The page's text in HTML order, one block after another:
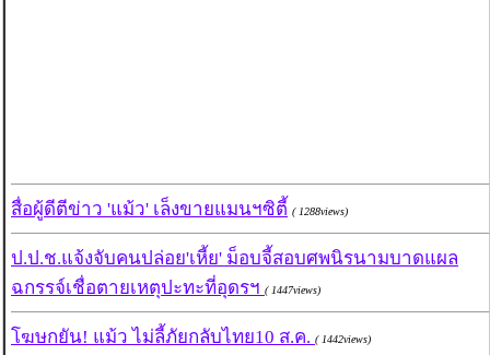
สื่อผู้ดีตีข่าว 'แม้ว' เล็งขายแมนฯซิตี้ ( 1288views)
ป.ป.ช.แจ้งจับคนปล่อย'เหี้ย' ม็อบจี้สอบศพนิรนามบาดแผล
ฉกรรจ์เชื่อตายเหตุปะทะที่อุดรฯ ( 1447views)
โฆษกยัน! แม้ว ไม่ลี้ภัยกลับไทย10 ส.ค. ( 1442views)